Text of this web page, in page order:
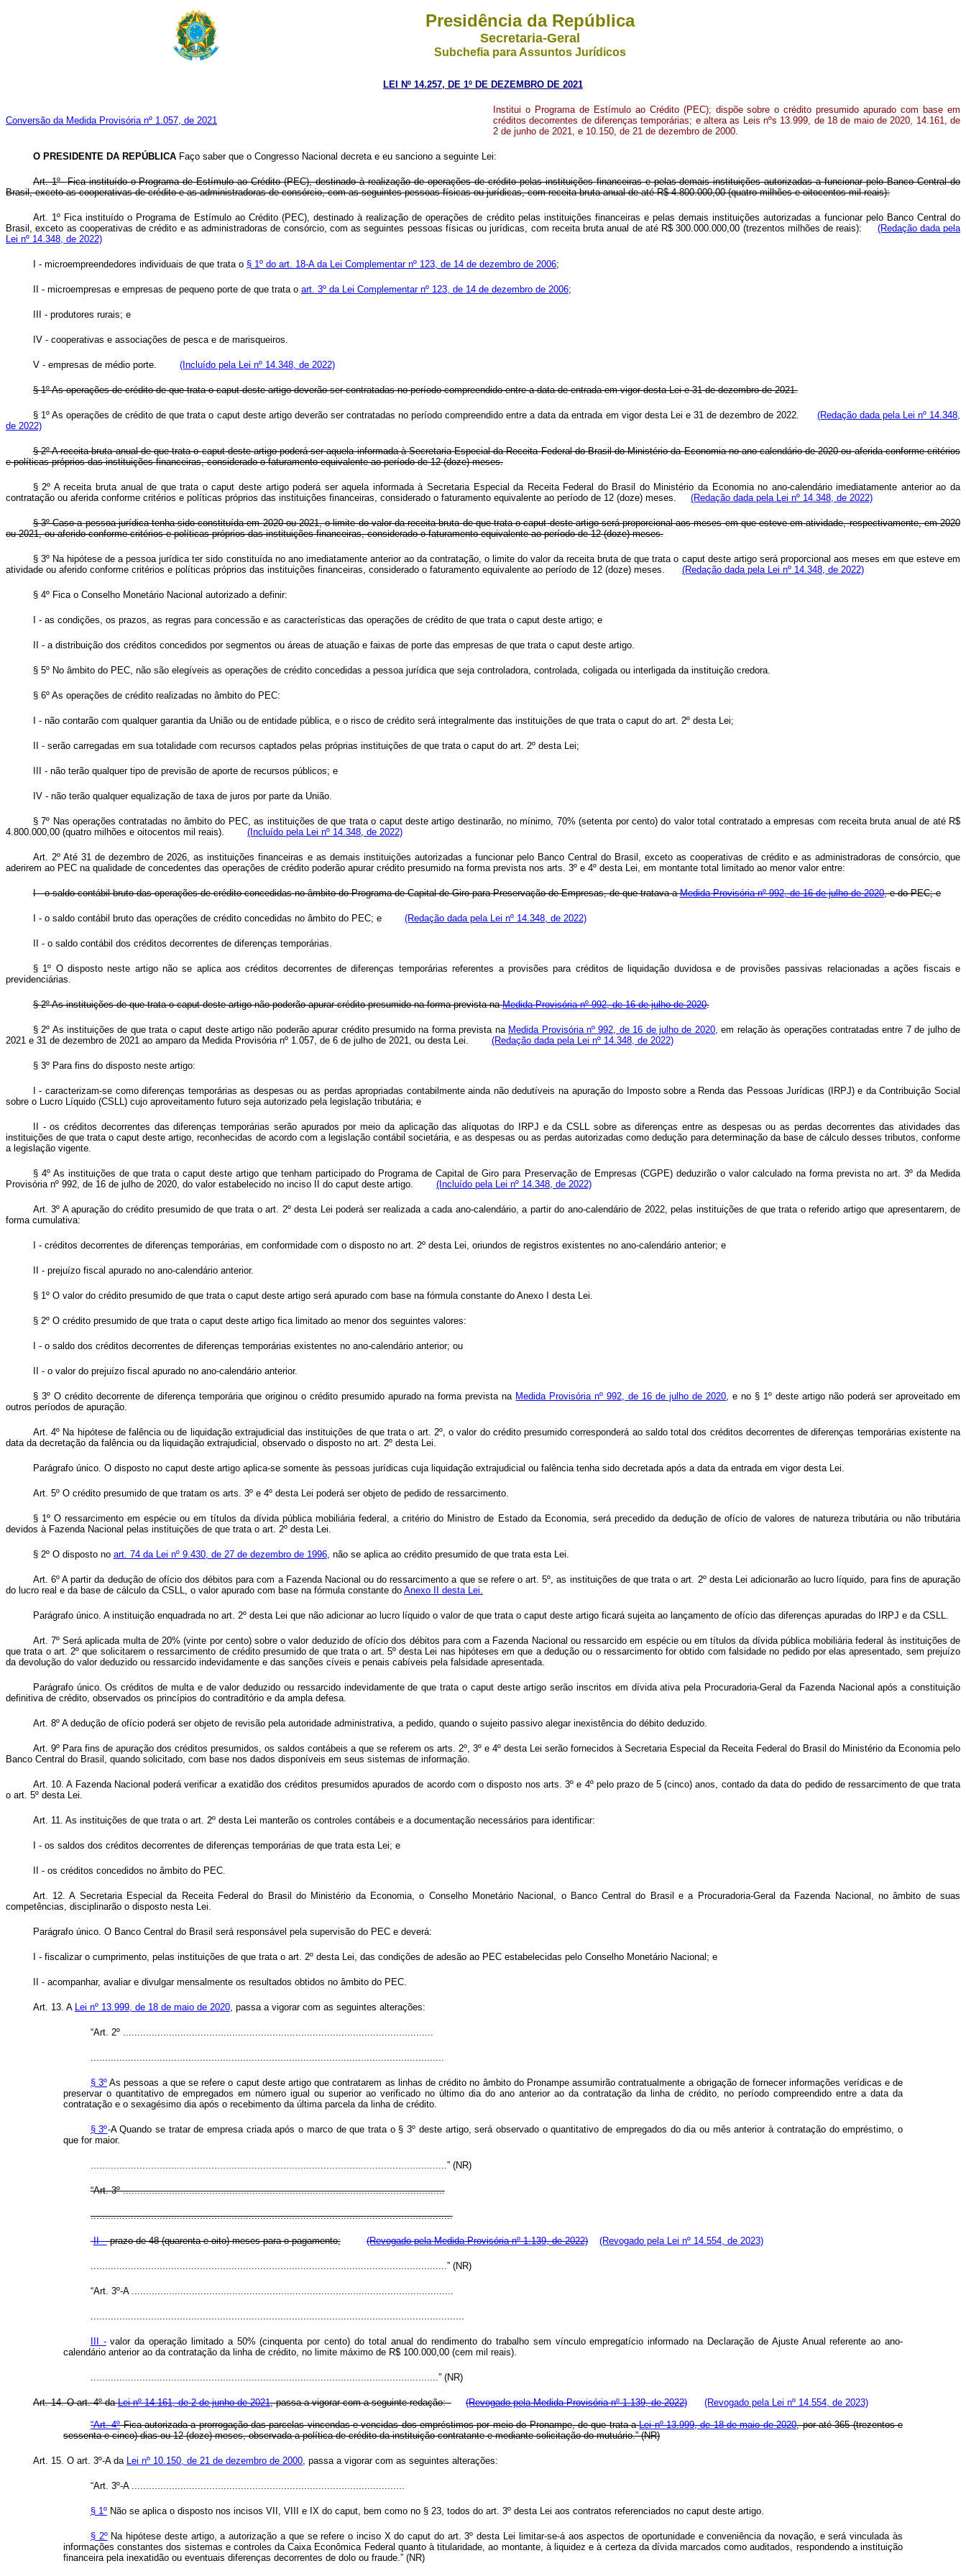
Presidência da República
Secretaria-Geral
Subchefia para Assuntos Jurídicos
LEI Nº 14.257, DE 1º DE DEZEMBRO DE 2021
Conversão da Medida Provisória nº 1.057, de 2021
Institui o Programa de Estímulo ao Crédito (PEC); dispõe sobre o crédito presumido apurado com base em
créditos decorrentes de diferenças temporárias; e altera as Leis nºs 13.999, de 18 de maio de 2020, 14.161, de
2 de junho de 2021, e 10.150, de 21 de dezembro de 2000.
O PRESIDENTE DA REPÚBLICA Faço saber que o Congresso Nacional decreta e eu sanciono a seguinte Lei:
Art. 1º Fica instituído o Programa de Estímulo ao Crédito (PEC), destinado à realização de operações de crédito pelas instituições financeiras e pelas demais instituições autorizadas a funcionar pelo Banco Central do
Brasil, exceto as cooperativas de crédito e as administradoras de consórcio, com as seguintes pessoas físicas ou jurídicas, com receita bruta anual de até R$ 4.800.000,00 (quatro milhões e oitocentos mil reais):
Art. 1º Fica instituído o Programa de Estímulo ao Crédito (PEC), destinado à realização de operações de crédito pelas instituições financeiras e pelas demais instituições autorizadas a funcionar pelo Banco Central do
Brasil, exceto as cooperativas de crédito e as administradoras de consórcio, com as seguintes pessoas físicas ou jurídicas, com receita bruta anual de até R$ 300.000.000,00 (trezentos milhões de reais): (Redação dada pela
Lei nº 14.348, de 2022)
I - microempreendedores individuais de que trata o § 1º do art. 18-A da Lei Complementar nº 123, de 14 de dezembro de 2006;
II - microempresas e empresas de pequeno porte de que trata o art. 3º da Lei Complementar nº 123, de 14 de dezembro de 2006;
III - produtores rurais; e
IV - cooperativas e associações de pesca e de marisqueiros.
V - empresas de médio porte. (Incluído pela Lei nº 14.348, de 2022)
§ 1º As operações de crédito de que trata ocaputdeste artigo deverão ser contratadas no período compreendido entre a data de entrada em vigor desta Lei e 31 de dezembro de 2021.
§ 1º As operações de crédito de que trata o caputdeste artigo deverão ser contratadas no período compreendido entre a data da entrada em vigor desta Lei e 31 de dezembro de 2022. (Redação dada pela Lei nº 14.348,
de 2022)
§ 2º A receita bruta anual de que trata ocaputdeste artigo poderá ser aquela informada à Secretaria Especial da Receita Federal do Brasil do Ministério da Economia no ano-calendário de 2020 ou aferida conforme critérios
e políticas próprios das instituições financeiras, considerado o faturamento equivalente ao período de 12 (doze) meses.
§ 2º A receita bruta anual de que trata ocaput deste artigo poderá ser aquela informada à Secretaria Especial da Receita Federal do Brasil do Ministério da Economia no ano-calendário imediatamente anterior ao da
contratação ou aferida conforme critérios e políticas próprios das instituições financeiras, considerado o faturamento equivalente ao período de 12 (doze) meses. (Redação dada pela Lei nº 14.348, de 2022)
§ 3º Caso a pessoa jurídica tenha sido constituída em 2020 ou 2021, o limite do valor da receita bruta de que trata ocaputdeste artigo será proporcional aos meses em que esteve em atividade, respectivamente, em 2020
ou 2021, ou aferido conforme critérios e políticas próprios das instituições financeiras, considerado o faturamento equivalente ao período de 12 (doze) meses.
§ 3º Na hipótese de a pessoa jurídica ter sido constituída no ano imediatamente anterior ao da contratação, o limite do valor da receita bruta de que trata o caputdeste artigo será proporcional aos meses em que esteve em
atividade ou aferido conforme critérios e políticas próprios das instituições financeiras, considerado o faturamento equivalente ao período de 12 (doze) meses. (Redação dada pela Lei nº 14.348, de 2022)
§ 4º Fica o Conselho Monetário Nacional autorizado a definir:
I - as condições, os prazos, as regras para concessão e as características das operações de crédito de que trata o caputdeste artigo; e
II - a distribuição dos créditos concedidos por segmentos ou áreas de atuação e faixas de porte das empresas de que trata o caputdeste artigo.
§ 5º No âmbito do PEC, não são elegíveis as operações de crédito concedidas a pessoa jurídica que seja controladora, controlada, coligada ou interligada da instituição credora.
§ 6º As operações de crédito realizadas no âmbito do PEC:
I - não contarão com qualquer garantia da União ou de entidade pública, e o risco de crédito será integralmente das instituições de que trata o caputdo art. 2º desta Lei;
II - serão carregadas em sua totalidade com recursos captados pelas próprias instituições de que trata o caputdo art. 2º desta Lei;
III - não terão qualquer tipo de previsão de aporte de recursos públicos; e
IV - não terão qualquer equalização de taxa de juros por parte da União.
§ 7º Nas operações contratadas no âmbito do PEC, as instituições de que trata o caputdeste artigo destinarão, no mínimo, 70% (setenta por cento) do valor total contratado a empresas com receita bruta anual de até R$
4.800.000,00 (quatro milhões e oitocentos mil reais). (Incluído pela Lei nº 14.348, de 2022)
Art. 2º Até 31 de dezembro de 2026, as instituições financeiras e as demais instituições autorizadas a funcionar pelo Banco Central do Brasil, exceto as cooperativas de crédito e as administradoras de consórcio, que
aderirem ao PEC na qualidade de concedentes das operações de crédito poderão apurar crédito presumido na forma prevista nos arts. 3º e 4º desta Lei, em montante total limitado ao menor valor entre:
I - o saldo contábil bruto das operações de crédito concedidas no âmbito do Programa de Capital de Giro para Preservação de Empresas, de que tratava aMedida Provisória nº 992, de 16 de julho de 2020, e do PEC; e
I - o saldo contábil bruto das operações de crédito concedidas no âmbito do PEC; e (Redação dada pela Lei nº 14.348, de 2022)
II - o saldo contábil dos créditos decorrentes de diferenças temporárias.
§ 1º O disposto neste artigo não se aplica aos créditos decorrentes de diferenças temporárias referentes a provisões para créditos de liquidação duvidosa e de provisões passivas relacionadas a ações fiscais e
previdenciárias.
§ 2º As instituições de que trata ocaputdeste artigo não poderão apurar crédito presumido na forma prevista naMedida Provisória nº 992, de 16 de julho de 2020.
§ 2º As instituições de que trata ocaput deste artigo não poderão apurar crédito presumido na forma prevista na Medida Provisória nº 992, de 16 de julho de 2020, em relação às operações contratadas entre 7 de julho de
2021 e 31 de dezembro de 2021 ao amparo da Medida Provisória nº 1.057, de 6 de julho de 2021, ou desta Lei. (Redação dada pela Lei nº 14.348, de 2022)
§ 3º Para fins do disposto neste artigo:
I - caracterizam-se como diferenças temporárias as despesas ou as perdas apropriadas contabilmente ainda não dedutíveis na apuração do Imposto sobre a Renda das Pessoas Jurídicas (IRPJ) e da Contribuição Social
sobre o Lucro Líquido (CSLL) cujo aproveitamento futuro seja autorizado pela legislação tributária; e
II - os créditos decorrentes das diferenças temporárias serão apurados por meio da aplicação das alíquotas do IRPJ e da CSLL sobre as diferenças entre as despesas ou as perdas decorrentes das atividades das
instituições de que trata ocaput deste artigo, reconhecidas de acordo com a legislação contábil societária, e as despesas ou as perdas autorizadas como dedução para determinação da base de cálculo desses tributos, conforme
a legislação vigente.
§ 4º As instituições de que trata ocaput deste artigo que tenham participado do Programa de Capital de Giro para Preservação de Empresas (CGPE) deduzirão o valor calculado na forma prevista no art. 3º da Medida
Provisória nº 992, de 16 de julho de 2020, do valor estabelecido no inciso II do caput deste artigo. (Incluído pela Lei nº 14.348, de 2022)
Art. 3º A apuração do crédito presumido de que trata o art. 2º desta Lei poderá ser realizada a cada ano-calendário, a partir do ano-calendário de 2022, pelas instituições de que trata o referido artigo que apresentarem, de
forma cumulativa:
I - créditos decorrentes de diferenças temporárias, em conformidade com o disposto no art. 2º desta Lei, oriundos de registros existentes no ano-calendário anterior; e
II - prejuízo fiscal apurado no ano-calendário anterior.
§ 1º O valor do crédito presumido de que trata o caputdeste artigo será apurado com base na fórmula constante do Anexo I desta Lei.
§ 2º O crédito presumido de que trata o caputdeste artigo fica limitado ao menor dos seguintes valores:
I - o saldo dos créditos decorrentes de diferenças temporárias existentes no ano-calendário anterior; ou
II - o valor do prejuízo fiscal apurado no ano-calendário anterior.
§ 3º O crédito decorrente de diferença temporária que originou o crédito presumido apurado na forma prevista na Medida Provisória nº 992, de 16 de julho de 2020, e no § 1º deste artigo não poderá ser aproveitado em
outros períodos de apuração.
Art. 4º Na hipótese de falência ou de liquidação extrajudicial das instituições de que trata o art. 2º, o valor do crédito presumido corresponderá ao saldo total dos créditos decorrentes de diferenças temporárias existente na
data da decretação da falência ou da liquidação extrajudicial, observado o disposto no art. 2º desta Lei.
Parágrafo único. O disposto no caputdeste artigo aplica-se somente às pessoas jurídicas cuja liquidação extrajudicial ou falência tenha sido decretada após a data da entrada em vigor desta Lei.
Art. 5º O crédito presumido de que tratam os arts. 3º e 4º desta Lei poderá ser objeto de pedido de ressarcimento.
§ 1º O ressarcimento em espécie ou em títulos da dívida pública mobiliária federal, a critério do Ministro de Estado da Economia, será precedido da dedução de ofício de valores de natureza tributária ou não tributária
devidos à Fazenda Nacional pelas instituições de que trata o art. 2º desta Lei.
§ 2º O disposto no art. 74 da Lei nº 9.430, de 27 de dezembro de 1996, não se aplica ao crédito presumido de que trata esta Lei.
Art. 6º A partir da dedução de ofício dos débitos para com a Fazenda Nacional ou do ressarcimento a que se refere o art. 5º, as instituições de que trata o art. 2º desta Lei adicionarão ao lucro líquido, para fins de apuração
do lucro real e da base de cálculo da CSLL, o valor apurado com base na fórmula constante do Anexo II desta Lei.
Parágrafo único. A instituição enquadrada no art. 2º desta Lei que não adicionar ao lucro líquido o valor de que trata o caputdeste artigo ficará sujeita ao lançamento de ofício das diferenças apuradas do IRPJ e da CSLL.
Art. 7º Será aplicada multa de 20% (vinte por cento) sobre o valor deduzido de ofício dos débitos para com a Fazenda Nacional ou ressarcido em espécie ou em títulos da dívida pública mobiliária federal às instituições de
que trata o art. 2º que solicitarem o ressarcimento de crédito presumido de que trata o art. 5º desta Lei nas hipóteses em que a dedução ou o ressarcimento for obtido com falsidade no pedido por elas apresentado, sem prejuízo
da devolução do valor deduzido ou ressarcido indevidamente e das sanções cíveis e penais cabíveis pela falsidade apresentada.
Parágrafo único. Os créditos de multa e de valor deduzido ou ressarcido indevidamente de que trata o caputdeste artigo serão inscritos em dívida ativa pela Procuradoria-Geral da Fazenda Nacional após a constituição
definitiva de crédito, observados os princípios do contraditório e da ampla defesa.
Art. 8º A dedução de ofício poderá ser objeto de revisão pela autoridade administrativa, a pedido, quando o sujeito passivo alegar inexistência do débito deduzido.
Art. 9º Para fins de apuração dos créditos presumidos, os saldos contábeis a que se referem os arts. 2º, 3º e 4º desta Lei serão fornecidos à Secretaria Especial da Receita Federal do Brasil do Ministério da Economia pelo
Banco Central do Brasil, quando solicitado, com base nos dados disponíveis em seus sistemas de informação.
Art. 10. A Fazenda Nacional poderá verificar a exatidão dos créditos presumidos apurados de acordo com o disposto nos arts. 3º e 4º pelo prazo de 5 (cinco) anos, contado da data do pedido de ressarcimento de que trata
o art. 5º desta Lei.
Art. 11. As instituições de que trata o art. 2º desta Lei manterão os controles contábeis e a documentação necessários para identificar:
I - os saldos dos créditos decorrentes de diferenças temporárias de que trata esta Lei; e
II - os créditos concedidos no âmbito do PEC.
Art. 12. A Secretaria Especial da Receita Federal do Brasil do Ministério da Economia, o Conselho Monetário Nacional, o Banco Central do Brasil e a Procuradoria-Geral da Fazenda Nacional, no âmbito de suas
competências, disciplinarão o disposto nesta Lei.
Parágrafo único. O Banco Central do Brasil será responsável pela supervisão do PEC e deverá:
I - fiscalizar o cumprimento, pelas instituições de que trata o art. 2º desta Lei, das condições de adesão ao PEC estabelecidas pelo Conselho Monetário Nacional; e
II - acompanhar, avaliar e divulgar mensalmente os resultados obtidos no âmbito do PEC.
Art. 13. A Lei nº 13.999, de 18 de maio de 2020, passa a vigorar com as seguintes alterações:
“Art. 2º ............................................................................................................
...........................................................................................................................
§ 3ºAs pessoas a que se refere o caputdeste artigo que contratarem as linhas de crédito no âmbito do Pronampe assumirão contratualmente a obrigação de fornecer informações verídicas e de
preservar o quantitativo de empregados em número igual ou superior ao verificado no último dia do ano anterior ao da contratação da linha de crédito, no período compreendido entre a data da
contratação e o sexagésimo dia após o recebimento da última parcela da linha de crédito.
§ 3º-A Quando se tratar de empresa criada após o marco de que trata o § 3º deste artigo, será observado o quantitativo de empregados do dia ou mês anterior à contratação do empréstimo, o
que for maior.
............................................................................................................................” (NR)
“Art. 3º ................................................................................................................
..............................................................................................................................
II –prazo de 48 (quarenta e oito) meses para o pagamento; (Revogado pela Medida Provisória nº 1.139, de 2022) (Revogado pela Lei nº 14.554, de 2023)
............................................................................................................................” (NR)
“Art. 3º-A ................................................................................................................
..................................................................................................................................
III -valor da operação limitado a 50% (cinquenta por cento) do total anual do rendimento do trabalho sem vínculo empregatício informado na Declaração de Ajuste Anual referente ao ano-
calendário anterior ao da contratação da linha de crédito, no limite máximo de R$ 100.000,00 (cem mil reais).
.........................................................................................................................” (NR)
Art. 14. O art. 4º daLei nº 14.161, de 2 de junho de 2021, passa a vigorar com a seguinte redação: (Revogado pela Medida Provisória nº 1.139, de 2022) (Revogado pela Lei nº 14.554, de 2023)
“Art. 4ºFica autorizada a prorrogação das parcelas vincendas e vencidas dos empréstimos por meio do Pronampe, de que trata aLei nº 13.999, de 18 de maio de 2020, por até 365 (trezentos e
sessenta e cinco) dias ou 12 (doze) meses, observada a política de crédito da instituição contratante e mediante solicitação do mutuário.” (NR)
Art. 15. O art. 3º-A da Lei nº 10.150, de 21 de dezembro de 2000, passa a vigorar com as seguintes alterações:
“Art. 3º-A ...............................................................................................
§ 1ºNão se aplica o disposto nos incisos VII, VIII e IX do caput, bem como no § 23, todos do art. 3º desta Lei aos contratos referenciados no caputdeste artigo.
§ 2ºNa hipótese deste artigo, a autorização a que se refere o inciso X docaput do art. 3º desta Lei limitar-se-á aos aspectos de oportunidade e conveniência da novação, e será vinculada às
informações constantes dos sistemas e controles da Caixa Econômica Federal quanto à titularidade, ao montante, à liquidez e à certeza da dívida marcados como auditados, respondendo a instituição
financeira pela inexatidão ou eventuais diferenças decorrentes de dolo ou fraude.” (NR)